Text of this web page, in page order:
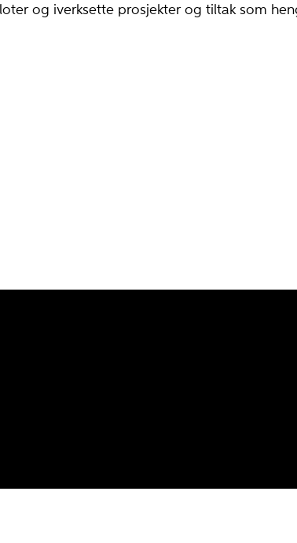
og iverksette prosjekter og tiltak som